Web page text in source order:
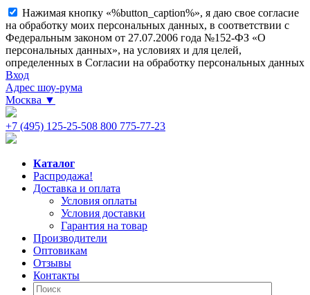
Нажимая кнопку «%button_caption%», я даю свое согласие
на обработку моих персональных данных, в соответствии с
Федеральным законом от 27.07.2006 года №152-ФЗ «О
персональных данных», на условиях и для целей,
определенных в Согласии на обработку персональных данных
Вход
Адрес шоу-рума
Москва ▼
+7 (495) 125-25-508 800 775-77-23
Каталог
Распродажа!
Доставка и оплата
Условия оплаты
Условия доставки
Гарантия на товар
Производители
Оптовикам
Отзывы
Контакты